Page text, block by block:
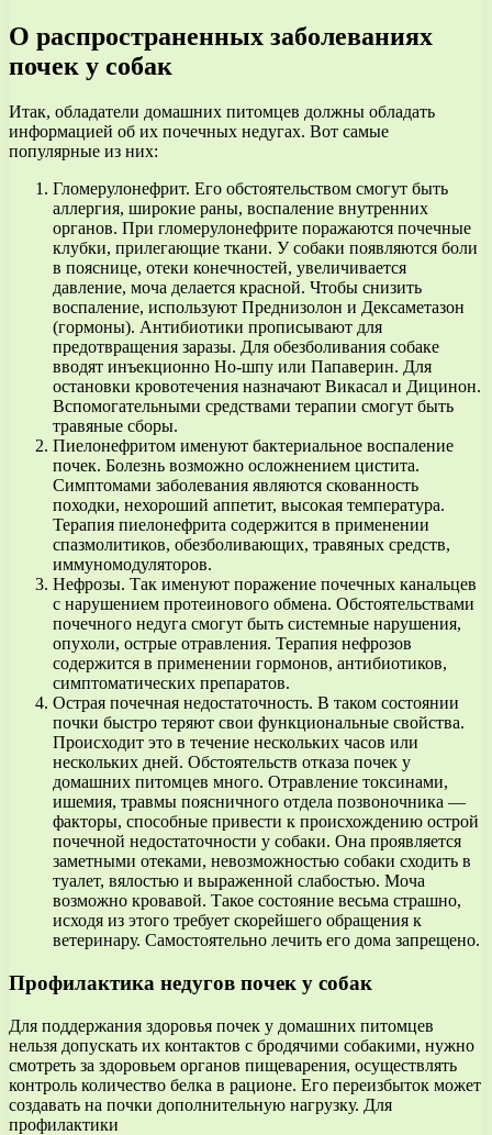
О распространенных заболеваниях
почек у собак
Итак, обладатели домашних питомцев должны обладать
информацией об их почечных недугах. Вот самые
популярные из них:
Гломерулонефрит. Его обстоятельством смогут быть
аллергия, широкие раны, воспаление внутренних
органов. При гломерулонефрите поражаются почечные
клубки, прилегающие ткани. У собаки появляются боли
в пояснице, отеки конечностей, увеличивается
давление, моча делается красной. Чтобы снизить
воспаление, используют Преднизолон и Дексаметазон
(гормоны). Антибиотики прописывают для
предотвращения заразы. Для обезболивания собаке
вводят инъекционно Но-шпу или Папаверин. Для
остановки кровотечения назначают Викасал и Дицинон.
Вспомогательными средствами терапии смогут быть
травяные сборы.
Пиелонефритом именуют бактериальное воспаление
почек. Болезнь возможно осложнением цистита.
Симптомами заболевания являются скованность
походки, нехороший аппетит, высокая температура.
Терапия пиелонефрита содержится в применении
спазмолитиков, обезболивающих, травяных средств,
иммуномодуляторов.
Нефрозы. Так именуют поражение почечных канальцев
с нарушением протеинового обмена. Обстоятельствами
почечного недуга смогут быть системные нарушения,
опухоли, острые отравления. Терапия нефрозов
содержится в применении гормонов, антибиотиков,
симптоматических препаратов.
Острая почечная недостаточность. В таком состоянии
почки быстро теряют свои функциональные свойства.
Происходит это в течение нескольких часов или
нескольких дней. Обстоятельств отказа почек у
домашних питомцев много. Отравление токсинами,
ишемия, травмы поясничного отдела позвоночника —
факторы, способные привести к происхождению острой
почечной недостаточности у собаки. Она проявляется
заметными отеками, невозможностью собаки сходить в
туалет, вялостью и выраженной слабостью. Моча
возможно кровавой. Такое состояние весьма страшно,
исходя из этого требует скорейшего обращения к
ветеринару. Самостоятельно лечить его дома запрещено.
Профилактика недугов почек у собак
Для поддержания здоровья почек у домашних питомцев
нельзя допускать их контактов с бродячими собакими, нужно
смотреть за здоровьем органов пищеварения, осуществлять
контроль количество белка в рационе. Его переизбыток может
создавать на почки дополнительную нагрузку. Для
профилактики